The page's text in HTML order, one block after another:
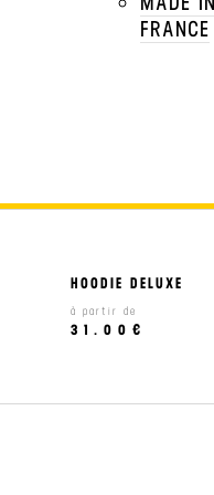
FRANCE
HOODIE DELUXE
à partir de
31.00€